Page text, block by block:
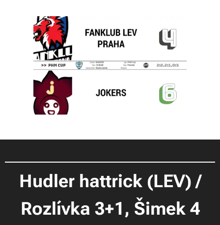
Hudler hattrick (LEV) /
Rozlívka 3+1, Šimek 4